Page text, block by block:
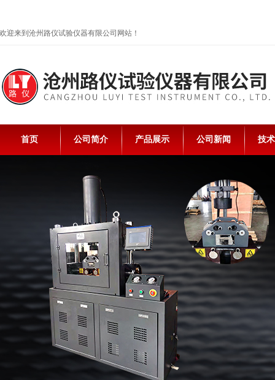
欢迎来到沧州路仪试验仪器有限公司网站！
首页 公司简介 产品展示 公司新闻 技